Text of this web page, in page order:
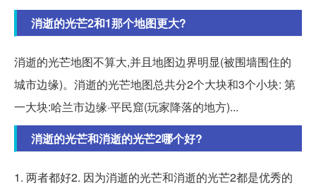
消逝的光芒2和1那个地图更大?
消逝的光芒地图不算大,并且地图边界明显(被围墙围住的
城市边缘)。消逝的光芒地图总共分2个大块和3个小块: 第
一大块:哈兰市边缘·平民窟(玩家降落的地方)...
消逝的光芒和消逝的光芒2哪个好?
1. 两者都好2. 因为消逝的光芒和消逝的光芒2都是优秀的